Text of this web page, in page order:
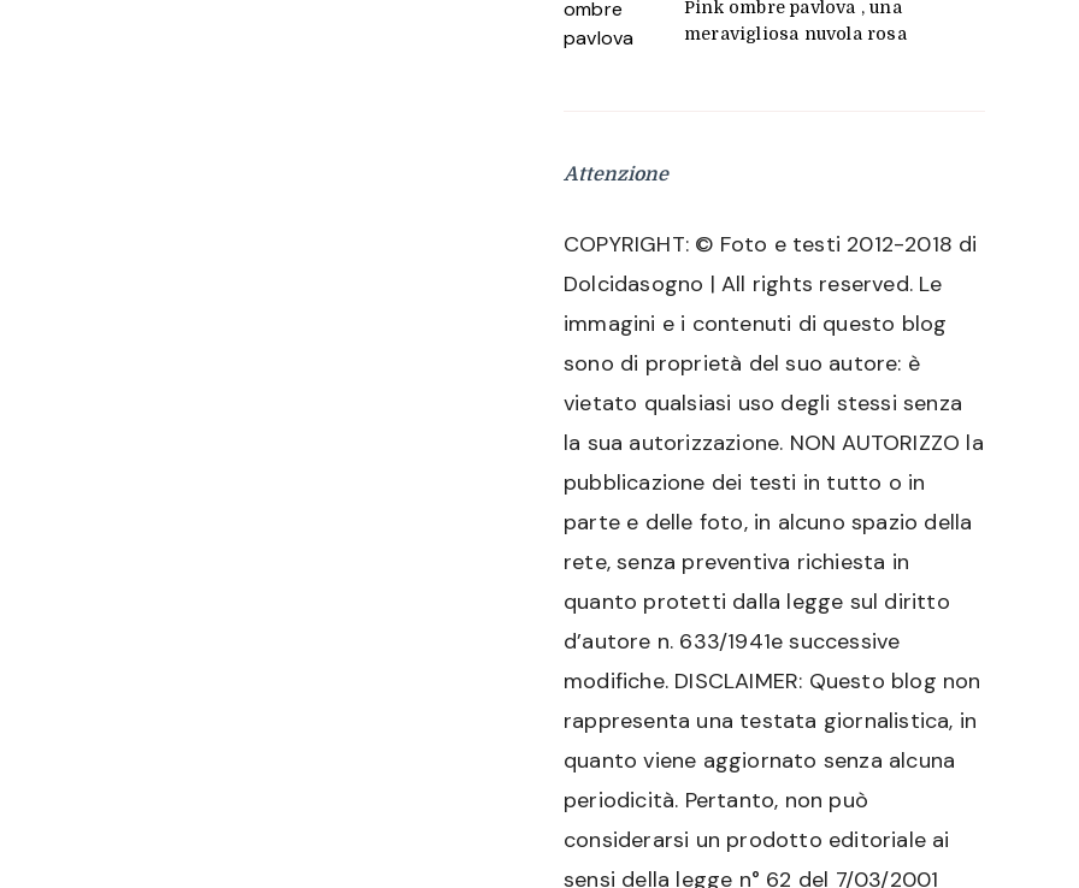
Pink ombre pavlova , una
meravigliosa nuvola rosa
Attenzione
COPYRIGHT: © Foto e testi 2012-2018 di
Dolcidasogno | All rights reserved. Le
immagini e i contenuti di questo blog
sono di proprietà del suo autore: è
vietato qualsiasi uso degli stessi senza
la sua autorizzazione. NON AUTORIZZO la
pubblicazione dei testi in tutto o in
parte e delle foto, in alcuno spazio della
rete, senza preventiva richiesta in
quanto protetti dalla legge sul diritto
d’autore n. 633/1941e successive
modifiche. DISCLAIMER: Questo blog non
rappresenta una testata giornalistica, in
quanto viene aggiornato senza alcuna
periodicità. Pertanto, non può
considerarsi un prodotto editoriale ai
sensi della legge n° 62 del 7/03/2001